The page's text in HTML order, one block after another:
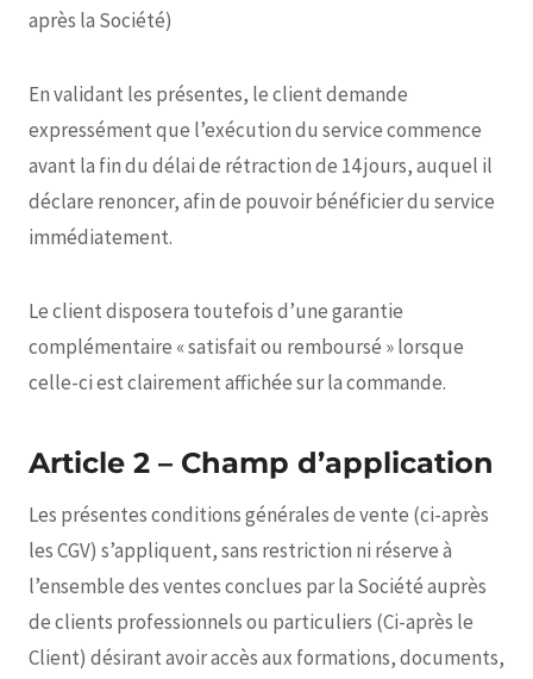
après la Société)
En validant les présentes, le client demande
expressément que l’exécution du service commence
avant la fin du délai de rétraction de 14 jours, auquel il
déclare renoncer, afin de pouvoir bénéficier du service
immédiatement.
Le client disposera toutefois d’une garantie
complémentaire « satisfait ou remboursé » lorsque
celle-ci est clairement affichée sur la commande.
Article 2 – Champ d’application
Les présentes conditions générales de vente (ci-après
les CGV) s’appliquent, sans restriction ni réserve à
l’ensemble des ventes conclues par la Société auprès
de clients professionnels ou particuliers (Ci-après le
Client) désirant avoir accès aux formations, documents,